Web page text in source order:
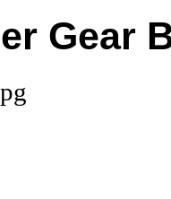
Gear